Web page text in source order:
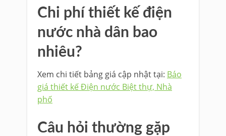
Chi phí thiết kế điện
nước nhà dân bao
nhiêu?
Xem chi tiết bảng giá cập nhật tại: Báo
giá thiết kế Điện nước Biệt thự, Nhà
phố
Câu hỏi thường gặp